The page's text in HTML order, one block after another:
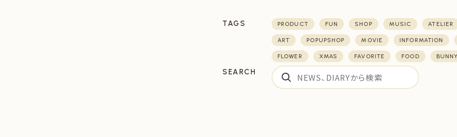
TAGS PRODUCT FUN SHOP MUSIC ATELIER
ART POPUPSHOP MOVIE INFORMATION
FLOWER XMAS FAVORITE FOOD BUNNY
SEARCH